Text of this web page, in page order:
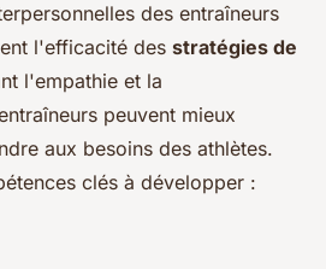
des entraîneurs
l'efficacité des stratégies de
l'empathie et la
peuvent mieux
aux besoins des athlètes.
clés à développer :